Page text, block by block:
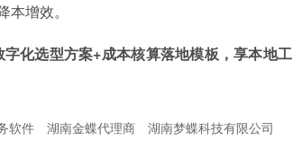
增效。
化选型方案+成本核算落地模板，享本地工
软件 湖南金蝶代理商
湖南梦蝶科技有限公司